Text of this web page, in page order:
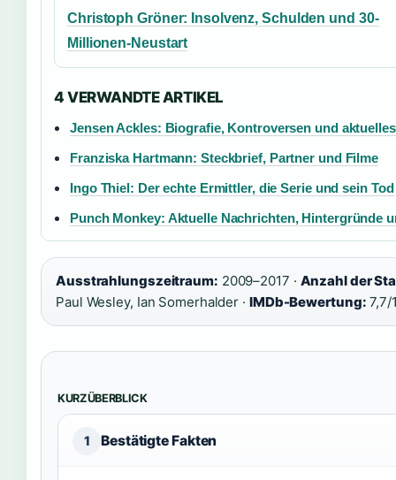
Christoph Gröner: Insolvenz, Schulden und 30-
Millionen-Neustart
4 VERWANDTE ARTIKEL
Jensen Ackles: Biografie, Kontroversen und
Franziska Hartmann: Steckbrief, Partner und Filme
Ingo Thiel: Der echte Ermittler, die Serie und sein Tod
Punch Monkey: Aktuelle Nachrichten, Hintergründe
Ausstrahlungszeitraum: 2009–2017 · Anzahl der
Paul Wesley, Ian Somerhalder · IMDb-Bewertung: 7,7/
KURZÜBERBLICK
1 Bestätigte Fakten